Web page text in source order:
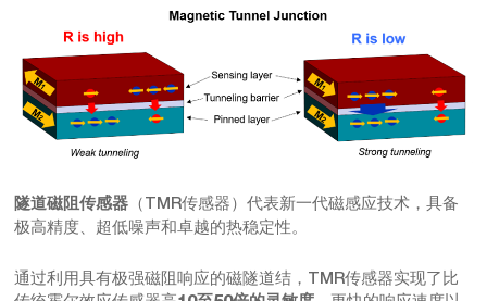
隧道磁阻传感器 （TMR传感器）代表新一代磁感应技术，具备
极高精度、超低噪声和卓越的热稳定性。
通过利用具有极强磁阻响应的磁隧道结，TMR传感器实现了比